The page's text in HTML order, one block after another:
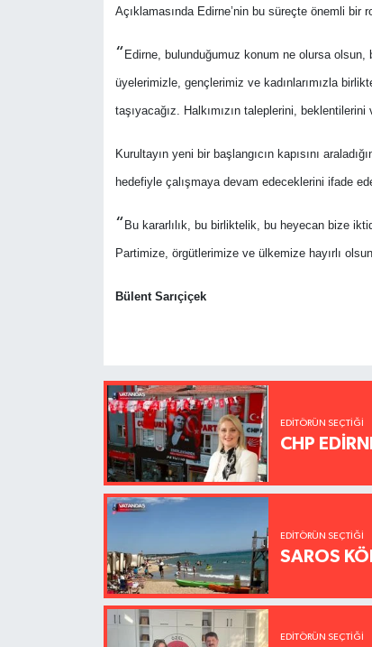
Açıklamasında Edirne’nin bu süreçte önemli bir
“Edirne, bulunduğumuz konum ne olursa olsun,
üyelerimizle, gençlerimiz ve kadınlarımızla
taşıyacağız. Halkımızın taleplerini,
Kurultayın yeni bir başlangıcın kapısını
hedefiyle çalışmaya devam edeceklerini ifade
“Bu kararlılık, bu birliktelik, bu heyecan bize
Partimize, örgütlerimize ve ülkemize hayırlı
Bülent Sarıçiçek
EDITÖRÜN SEÇTIĞI
CHP
EDITÖRÜN SEÇTIĞI
SAROS
EDITÖRÜN SEÇTIĞI